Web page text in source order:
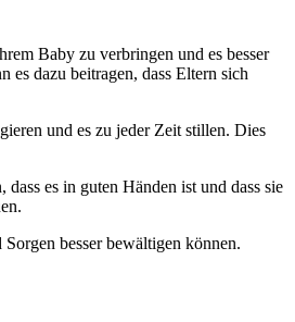
Baby zu verbringen und es besser
es dazu beitragen, dass Eltern sich
und es zu jeder Zeit stillen. Dies
es in guten Händen ist und dass sie
besser bewältigen können.